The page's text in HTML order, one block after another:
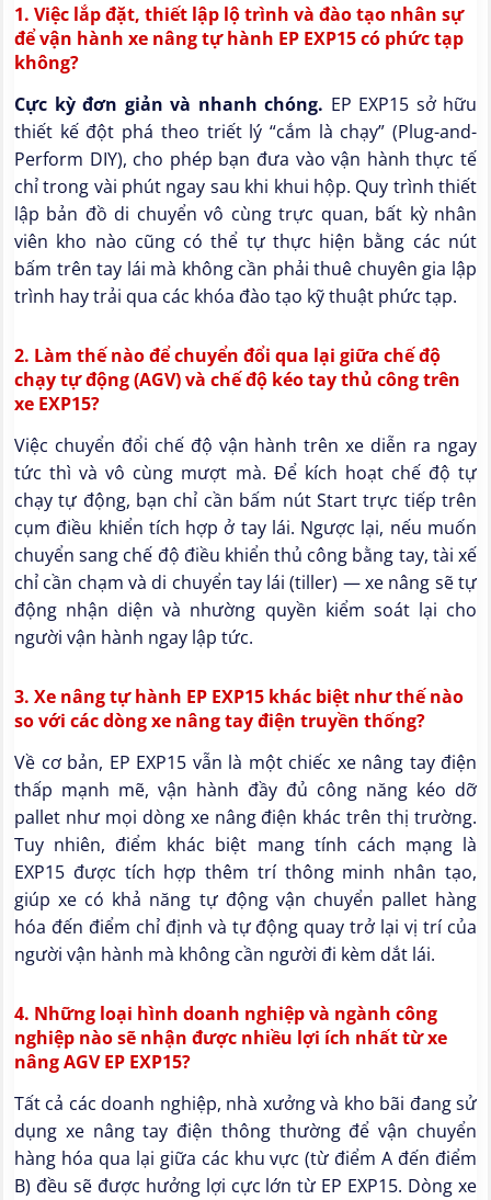
1. Việc lắp đặt, thiết lập lộ trình và đào tạo nhân sự
để vận hành xe nâng tự hành EP EXP15 có phức tạp
không?
Cực kỳ đơn giản và nhanh chóng. EP EXP15 sở hữu
thiết kế đột phá theo triết lý “cắm là chạy” (Plug-and-
Perform DIY), cho phép bạn đưa vào vận hành thực tế
chỉ trong vài phút ngay sau khi khui hộp. Quy trình thiết
lập bản đồ di chuyển vô cùng trực quan, bất kỳ nhân
viên kho nào cũng có thể tự thực hiện bằng các nút
bấm trên tay lái mà không cần phải thuê chuyên gia lập
trình hay trải qua các khóa đào tạo kỹ thuật phức tạp.
2. Làm thế nào để chuyển đổi qua lại giữa chế độ
chạy tự động (AGV) và chế độ kéo tay thủ công trên
xe EXP15?
Việc chuyển đổi chế độ vận hành trên xe diễn ra ngay
tức thì và vô cùng mượt mà. Để kích hoạt chế độ tự
chạy tự động, bạn chỉ cần bấm nút Start trực tiếp trên
cụm điều khiển tích hợp ở tay lái. Ngược lại, nếu muốn
chuyển sang chế độ điều khiển thủ công bằng tay, tài xế
chỉ cần chạm và di chuyển tay lái (tiller) — xe nâng sẽ tự
động nhận diện và nhường quyền kiểm soát lại cho
người vận hành ngay lập tức.
3. Xe nâng tự hành EP EXP15 khác biệt như thế nào
so với các dòng xe nâng tay điện truyền thống?
Về cơ bản, EP EXP15 vẫn là một chiếc xe nâng tay điện
thấp mạnh mẽ, vận hành đầy đủ công năng kéo dỡ
pallet như mọi dòng xe nâng điện khác trên thị trường.
Tuy nhiên, điểm khác biệt mang tính cách mạng là
EXP15 được tích hợp thêm trí thông minh nhân tạo,
giúp xe có khả năng tự động vận chuyển pallet hàng
hóa đến điểm chỉ định và tự động quay trở lại vị trí của
người vận hành mà không cần người đi kèm dắt lái.
4. Những loại hình doanh nghiệp và ngành công
nghiệp nào sẽ nhận được nhiều lợi ích nhất từ xe
nâng AGV EP EXP15?
Tất cả các doanh nghiệp, nhà xưởng và kho bãi đang sử
dụng xe nâng tay điện thông thường để vận chuyển
hàng hóa qua lại giữa các khu vực (từ điểm A đến điểm
B) đều sẽ được hưởng lợi cực lớn từ EP EXP15. Dòng xe